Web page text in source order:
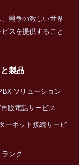
競争の激しい世界
スを提供すること
製品
ソリューション
販電話サービス
ーネット接続サービ
ランク